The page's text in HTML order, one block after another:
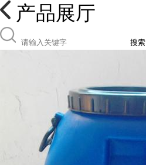
产品展厅
搜索